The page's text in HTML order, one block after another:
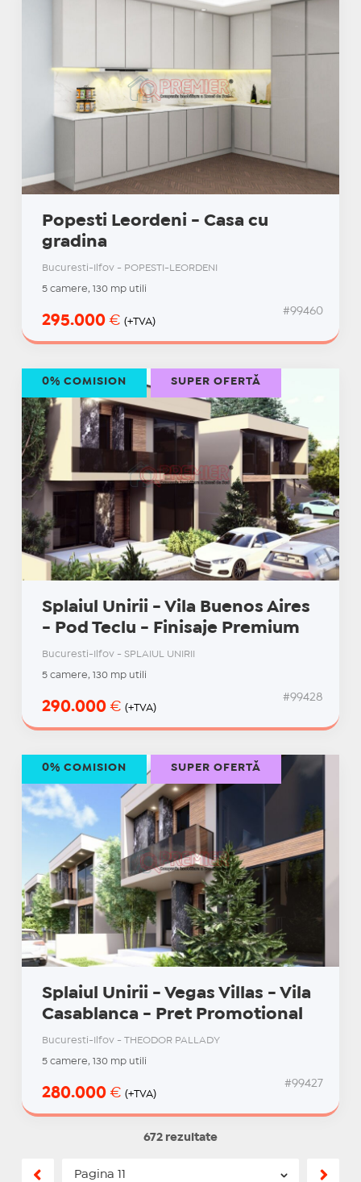
Popesti Leordeni - Casa cu
gradina
Bucuresti-Ilfov - POPESTI-LEORDENI
5 camere, 130 mp utili
295.000 € (+TVA)
#99460
Splaiul Unirii - Vila Buenos Aires
- Pod Teclu - Finisaje Premium
Bucuresti-Ilfov - SPLAIUL UNIRII
5 camere, 130 mp utili
290.000 € (+TVA)
#99428
0% COMISION SUPER OFERTĂ
Splaiul Unirii - Vegas Villas - Vila
Casablanca - Pret Promotional
Bucuresti-Ilfov - THEODOR PALLADY
5 camere, 130 mp utili
280.000 € (+TVA)
#99427
0% COMISION SUPER OFERTĂ
672 rezultate